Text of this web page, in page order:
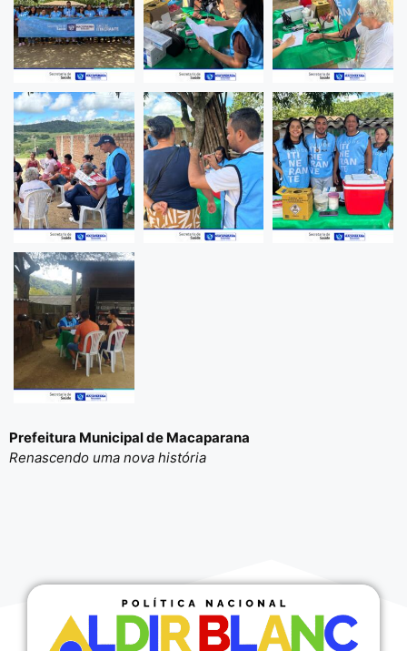
Prefeitura Municipal de Macaparana
Renascendo uma nova história